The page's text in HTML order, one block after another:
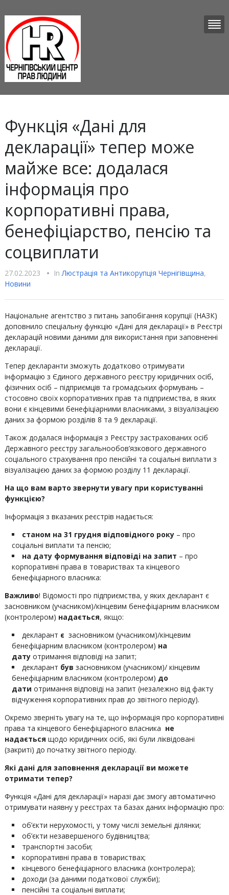
Функція «Дані для
декларації» тепер може
майже все: додалася
інформація про
корпоративні права,
бенефіціарство, пенсію та
соцвиплати
27.02.2023 • InЛюстрацiя та Антикорупцiя Чернігівщина,
Новини
Національне агентство з питань запобігання корупції (НАЗК)
доповнило спеціальну функцію «Дані для декларації» в Реєстрі
декларацій новими даними для використання при заповненні
декларації.
Тепер декларанти зможуть додатково отримувати
інформацію з Єдиного державного реєстру юридичних осіб,
фізичних осіб – підприємців та громадських формувань –
стосовно своїх корпоративних прав та підприємства, в яких
вони є кінцевими бенефіціарними власниками, з візуалізацією
даних за формою розділів 8 та 9 декларації.
Також додалася інформація з Реєстру застрахованих осіб
Державного реєстру загальнообов’язкового державного
соціального страхування про пенсійні та соціальні виплати з
візуалізацією даних за формою розділу 11 декларації.
На що вам варто звернути увагу при користуванні
функцією?
Інформація з вказаних реєстрів надається:
станом на 31 грудня відповідного року– про
соціальні виплати та пенсію;
на дату формування відповіді на запит – про
корпоративні права в товариствах та кінцевого
бенефіціарного власника:
Важливо! Відомості про підприємства, у яких декларант є
засновником (учасником)/кінцевим бенефіціарним власником
(контролером) надається, якщо:
декларант є засновником (учасником)/кінцевим
бенефіціарним власником (контролером) на
датуотримання відповіді на запит;
декларант був засновником (учасником)/ кінцевим
бенефіціарним власником (контролером) до
дати отримання відповіді на запит (незалежно від факту
відчуження корпоративних прав до звітного періоду).
Окремо зверніть увагу на те, що інформація про корпоративні
права та кінцевого бенефіціарного власника не
надається щодо юридичних осіб, які були ліквідовані
(закриті) до початку звітного періоду.
Які дані для заповнення декларації ви можете
отримати тепер?
Функція «Дані для декларації» наразі дає змогу автоматично
отримувати наявну у реєстрах та базах даних інформацію про:
об’єкти нерухомості, у тому числі земельні ділянки;
об’єкти незавершеного будівництва;
транспортні засоби;
корпоративні права в товариствах;
кінцевого бенефіціарного власника (контролера);
доходи (за даними податкової служби);
пенсійні та соціальні виплати;